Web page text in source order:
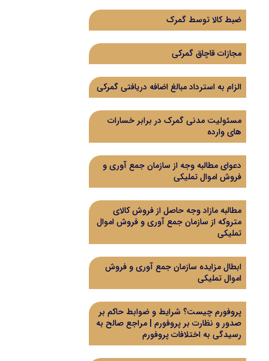
ضبط کالا توسط گمرک
مجازات قاچاق گمرکی
الزام به استرداد مبالغ اضافه دریافتی گمرکی
مسئولیت مدنی گمرک در برابر خسارات
های وارده
دعوای مطالبه وجه از سازمان جمع آوری و
فروش اموال تملیکی
مطالبه مازاد وجه حاصل از فروش کالای
متروکه از سازمان جمع آوری و فروش اموال
تملیکی
ابطال مزایده سازمان جمع آوری و فروش
اموال تملیکی
پروفورم چیست؟ شرایط و ضوابط حاکم بر
صدور و نظارت بر پروفورم | مراجع صالح به
رسیدگی به اختلافات پروفورم